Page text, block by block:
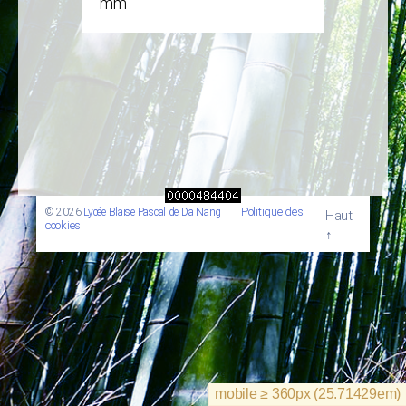
© 2026 Lycée Blaise Pascal de Da Nang
Politique des
cookies
Haut
↑